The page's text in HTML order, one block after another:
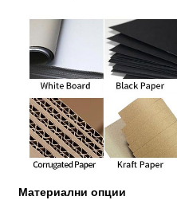
Материални опции